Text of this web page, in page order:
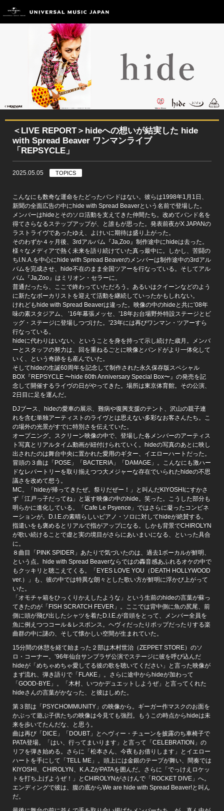
＜LIVE REPORT＞hideへの想いが結実した hide
with Spread Beaver ワンマンライブ
「REPSYCLE」
2025.05.05 TOPICS
こんなにも数奇な運命をたどったバンドはない。彼らは1998年1月1日、
新聞の全面広告の中にhide with Spread Beaverという名前で登場した。
メンバーはhideとそのソロ活動を支えてきた仲間たち。改めてバンド名を
得てさらなるステップアップが、と誰もが思った。発表前夜がX JAPANの
ラストライヴであったゆえ、よけいに期待は盛り上がった。
そのわずか４ヶ月後、3rdアルバム『Ja,Zoo』制作途中にhideは去った。
様々なメディアで熱く未来を語り続けていた真っ最中に。しかし、苦闘の
ちI.N.A.を中心にhide with Spread Beaverのメンバーは制作途中の3rdアル
バムを完成させ、hide不在のまま全国ツアーを行なっている。そしてアル
バム『Ja,Zoo』はミリオン・セラーに。
普通だったら、ここで終わっていただろう。あるいはクイーンなどのよう
に新たなボーカリストを迎えて活動を継続していったかもしれない。
けれどもhide with Spread Beaverは違った。映像の中のhideと共に’08年
味の素スタジアム、 ’16年幕張メッセ、’18年お台場野外特設ステージとビ
ッグ・ステージに登場しつづけた。’23年には再びワンマン・ツアーすら
行なっている。
hideに代わりはいない、ということを身を持って示し続けた歳月。メンバ
ーとスタッフの努力は、回を重ねるごとに映像とバンドがより一体化して
いく、という奇跡をも産んでいた。
そしてhideの生誕60周年を記念して制作された永久保存版スペシャル
BOX『REPSYCLE 〜hide 60th Anniversary Special Box〜』の発売を記
念して開催するライヴの日がやってきた。場所は東京体育館。その公演、
2日目に足を運んだ。
DJブース、hideの愛車の展示、難病や復興支援のテント、沢山の親子連
れを含む単独アーティストのライヴとは思えない多彩なお客さんたち。こ
の場外の光景がすでに特別さを伝えていた。
オープニング。スクリーン映像の中で、登場した各メンバーのアーティス
ト写真とリアルタイム動画が紐付けられていく。hideの写真のあとに映し
出されたのは舞台中央に置かれた愛用のギター、イエローハートだった。
冒頭の３曲は「POSE」「BACTERIA」「DAMAGE」。こんなにも激ハー
ドなレパートリーを取り揃えつつ大メジャーな存在でいられたhideの不思
議さを改めて想う。
MC。「hideが帰ってきたぜ。祭りだぜー！」と叫んだKIYOSHIにすかさ
ず「江戸っ子だってね」と返す映像の中のhide。笑った。こうした部分も
明らかに進化している。「Cafe Le Psyence」ではさらに凝ったコンビネ
ーションが。D.I.E.の素晴らしいピアノ・ソロに対してhideが絶賛する。
指遣いをも褒めるとリアルで指がアップになる。しかも背景でCHIROLYN
が歌い続けることで虚と実の境目がさらにあいまいになる、といった具合
に。
８曲目「PINK SPIDER」あたりで気づいたのは、過去1ボーカルが鮮明、
という点。hide with Spread Beaverならではの轟音感あふれるオケの中で
もクッキリと聴こえてくる。「EYES LOVE YOU（DEATH HOLLYWOOD
ver.）」も、彼の中では特異な朗々とした歌い方が鮮明に浮かび上がって
いた。
「オモチャ箱をひっくりかえしたような」という生前のhideの言葉が蘇っ
てきたのが「FISH SCRATCH FEVER」。ここでは背中側に魚の尻尾、前
側に頭が飛び出したシャツを着たD.I.E.が音頭をとって、メンバー全員を
魚に例えつつコール＆レスポンス。ヘヴィだったりポップだったりする楽
曲群の中に謎の、そして懐かしい空間が生まれていた。
15分間の休憩を経て始まった２部は木村世治（ZEPPET STORE）のソ
ロ・コーナー。’96年仙台サンプラザ公演でステージに彼を呼び込んだ
hideが「めちゃめちゃ愛してる彼の歌を聴いてください」と言った映像が
まず流れ、弾き語りで「FLAKE」。さらに途中からhideが加わって
「GOOD-BYE」。「木村、いつかデュエットしようぜ」と言ってくれた
hideさんの言葉がかなった、と彼はしめた。
第３部は「PSYCHOMMUNITY」の映像から。ギーガー作マスクのお面を
かぶって遊ぶ子供たちの映像は今見ても強烈。もうこの時点からhideは未
来を歩いてたんだな、と思う。
曲は再び「DICE」「DOUBT」とヘヴィー・チューンを披露のち車椅子で
PATA登場。「はい、行ってまいります」と言って「CELEBRATION」の
リフを弾き始める。さらに「松本さん、今夜もお借りします」とイエロー
ハートを手にして「TELL ME」。頭上には金銀のテープが舞い、間奏では
KIYOSHI、CHIROLYN、K.A.ZがPATAを囲んだ。さらに「でっけえロケッ
トを打ち上げようぜ！」とCHIROLYNがさけんで「ROCKET DIVE」へ。
エンディングで彼は、腹の底からWe are hide with Spread Beaver!と叫ん
だ。